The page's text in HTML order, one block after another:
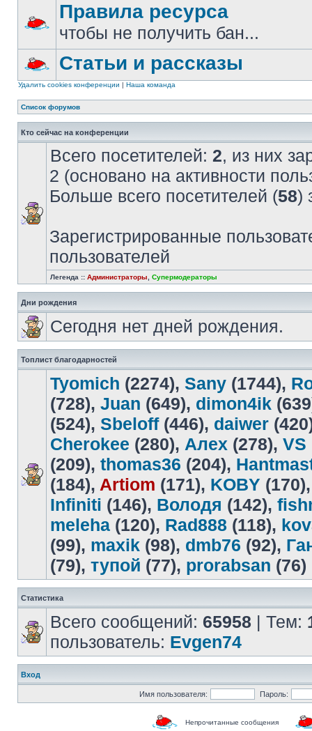
Правила ресурса
чтобы не получить бан...
Статьи и рассказы
Удалить cookies конференции | Наша команда
Список форумов
Кто сейчас на конференции
Всего посетителей: 2, из них
2 (основано на активности
Больше всего посетителей (58)
Зарегистрированные
пользователей
Легенда :: Администраторы Супермодераторы
Дни рождения
Сегодня нет дней рождения.
Топлист благодарностей
Tyomich (2274), Sany (1744),
(728), Juan (649), dimon4ik
(524), Sbeloff(446), daiwer
Cherokee (280), Алех (278), VS
(209), thomas36 (204),
(184), Artiom (171), KOBY
Infiniti (146), Володя (142),
meleha (120), Rad888 (118),
(99), maxik (98), dmb76 (92),
(79), тупой (77), prorabsan (76)
Статистика
Всего сообщений: 65958 | Тем:
пользователь: Evgen74
Вход
Имя пользователя: Пароль:
Непрочитанные сообщения